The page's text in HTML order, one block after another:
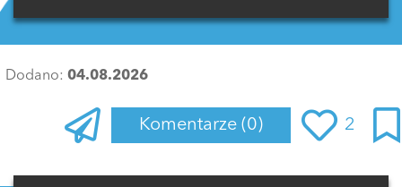
Dodano: 04.08.2026
Komentarze (0) 2
Zaloguj się, aby dodać komentarz